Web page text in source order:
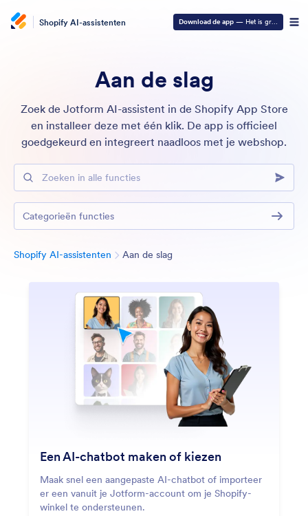
Shopify AI-assistenten Download de app — Het is gratis
Aan de slag
Zoek de Jotform AI-assistent in de Shopify App Store
en installeer deze met één klik. De app is officieel
goedgekeurd en integreert naadloos met je webshop.
Zoeken in alle functies
Shopify AI-assistenten Aan de slag
Een AI-chatbot maken of kiezen
Maak snel een aangepaste AI-chatbot of importeer
er een vanuit je Jotform-account om je Shopify-
winkel te ondersteunen.
Categorieën functies